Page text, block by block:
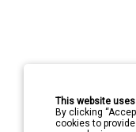
This website
By clicking
cookies to
You are here: